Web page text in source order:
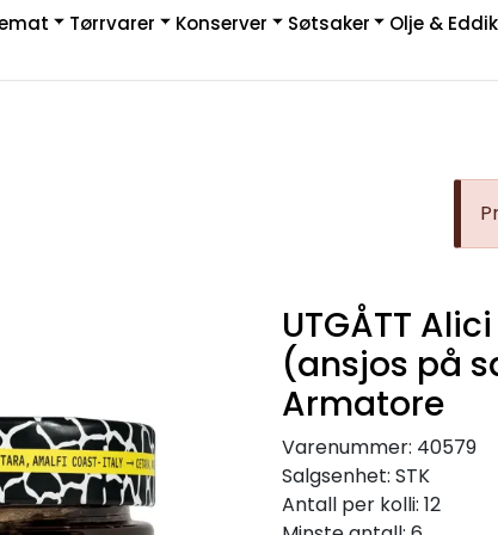
& Retur |
Tørrvarer Konserver Søtsaker Olje & Eddik
UTGÅTT
(ansjos på
Armatore
Varenummer: 40579
Salgsenhet: STK
Antall per kolli: 12